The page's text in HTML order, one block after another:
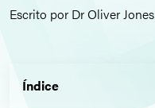
Escrito por Dr Oliver Jones
Índice